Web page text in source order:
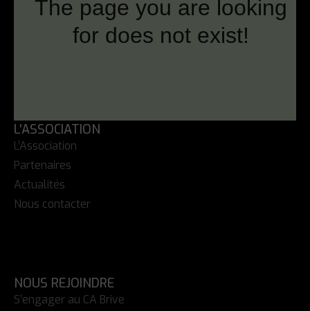
L'ASSOCIATION
L’Association
Partenaires
Actualités
Nous contacter
NOUS REJOINDRE
S’engager au CA Brive